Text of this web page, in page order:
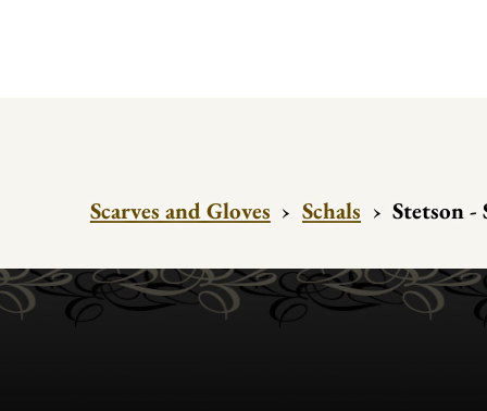
Scarves and Gloves › Schals › Stetson -